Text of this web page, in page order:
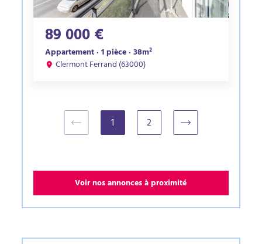
89 000 €
Appartement · 1 pièce · 38m²
Clermont Ferrand (63000)
1(current)2
Voir nos annonces à proximité